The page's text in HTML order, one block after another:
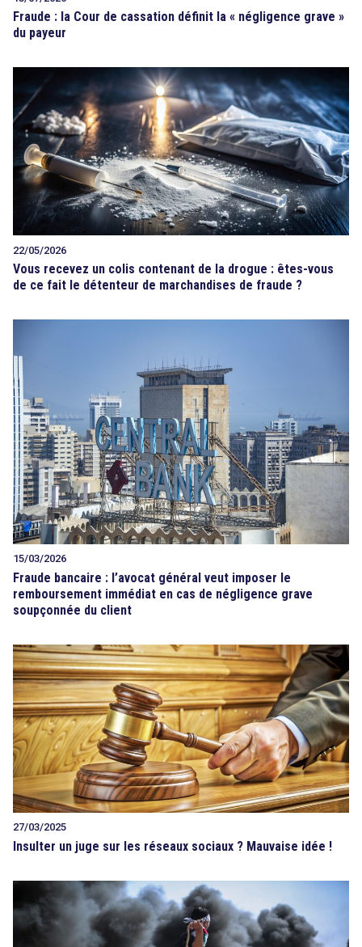
Fraude : la Cour de cassation définit la « négligence grave »
du payeur
22/05/2026
Vous recevez un colis contenant de la drogue : êtes-vous
de ce fait le détenteur de marchandises de fraude ?
15/03/2026
Fraude bancaire : l’avocat général veut imposer le
remboursement immédiat en cas de négligence grave
soupçonnée du client
27/03/2025
Insulter un juge sur les réseaux sociaux ? Mauvaise idée !